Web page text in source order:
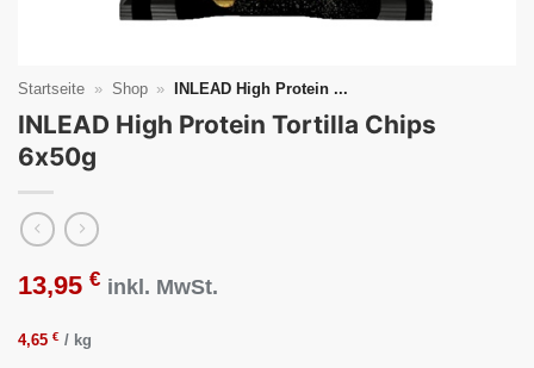
Startseite » Shop » INLEAD High Protein ...
INLEAD High Protein Tortilla Chips
6x50g
13,95 € inkl. MwSt.
4,65 € / kg